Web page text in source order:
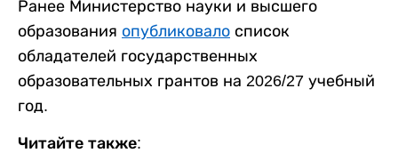
Ранее Министерство науки и высшего
образования опубликовало список
обладателей государственных
образовательных грантов на 2026/27 учебный
год.
Читайте также: